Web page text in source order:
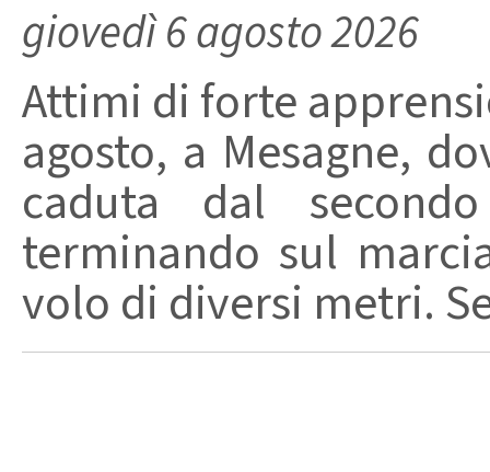
giovedì 6 agosto 2026
Attimi di forte
agosto, a Mesagne,
caduta dal
terminando sul
volo di diversi metri.